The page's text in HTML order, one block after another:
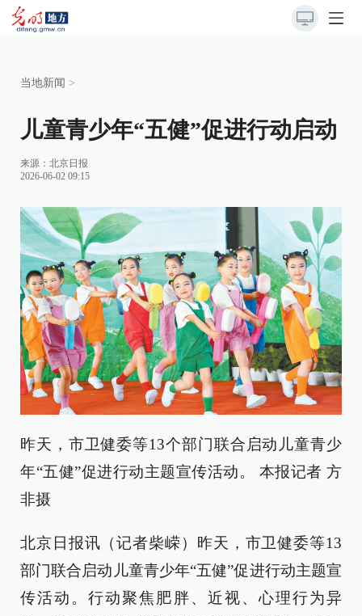
当地新闻 >
儿童青少年“五健”促进行动启动
来源： 北京日报
2026-06-02 09:15
昨天，市卫健委等13个部门联合启动儿童青少
年“五健”促进行动主题宣传活动。 本报记者 方
非摄
北京日报讯（记者柴嵘）昨天，市卫健委等13
部门联合启动儿童青少年“五健”促进行动主题宣
传活动。行动聚焦肥胖、近视、心理行为异